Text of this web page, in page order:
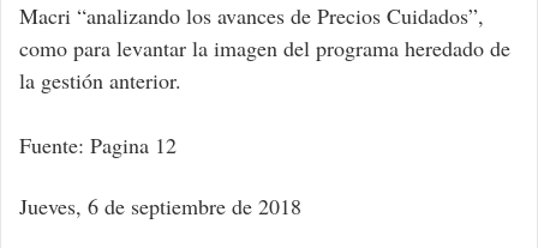
Macri “analizando los avances de Precios Cuidados”,
como para levantar la imagen del programa heredado de
la gestión anterior.
Fuente: Pagina 12
Jueves, 6 de septiembre de 2018